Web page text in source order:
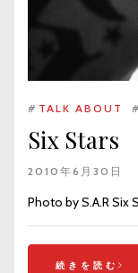
# TALK ABOUT #
Six Stars
2010年6月30日
Photo by S.A.R Six
続きを読む